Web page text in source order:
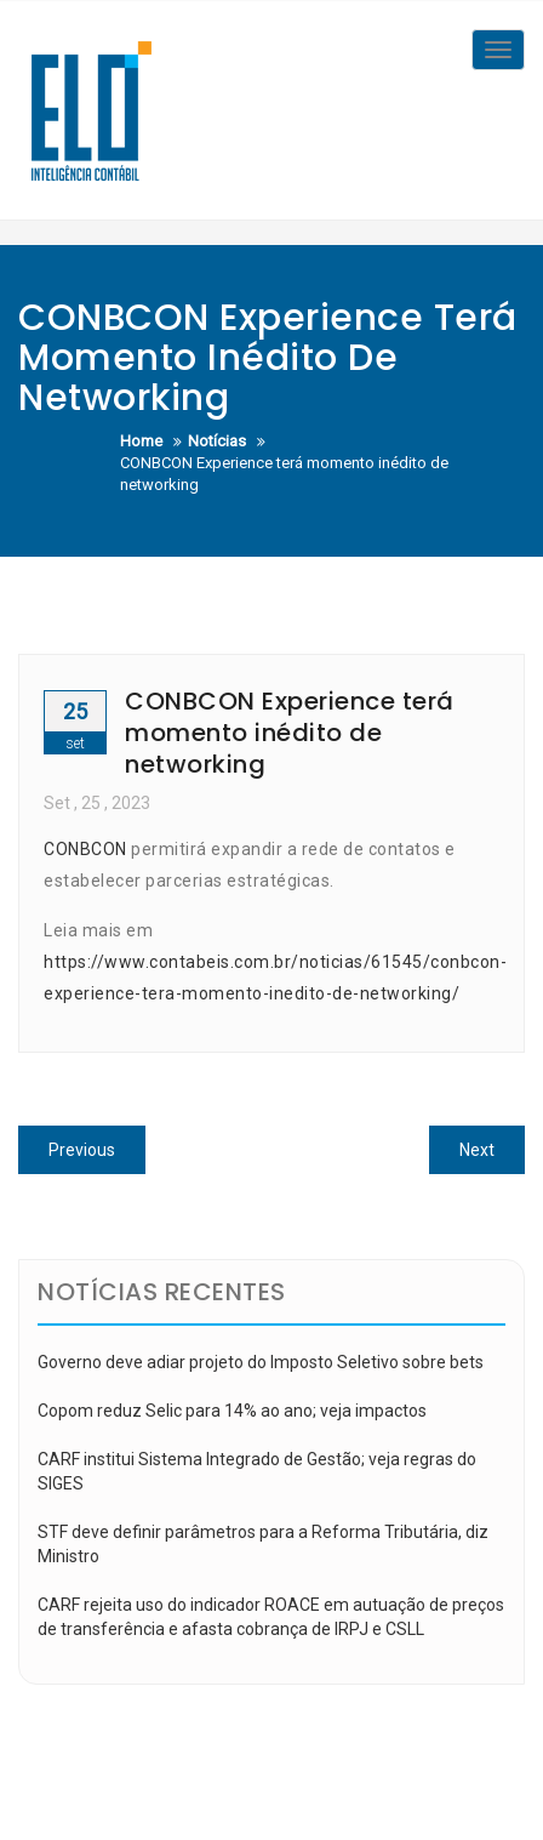
content
CONBCON Experience Terá
Momento Inédito De
Networking
Home
Notícias
CONBCON Experience terá momento inédito de
networking
25
set
CONBCON Experience terá
momento inédito de
networking
Set , 25 , 2023
CONBCON permitirá expandir a rede de contatos e
estabelecer parcerias estratégicas.
Leia mais em
https://www.contabeis.com.br/noticias/61545/conbcon-
experience-tera-momento-inedito-de-networking/
Navegação
de
Previous
post:
NextNext
post:
NOTÍCIAS RECENTES
Governo deve adiar projeto do Imposto Seletivo sobre bets
Copom reduz Selic para 14% ao ano; veja impactos
CARF institui Sistema Integrado de Gestão; veja regras do
SIGES
STF deve definir parâmetros para a Reforma Tributária, diz
Ministro
CARF rejeita uso do indicador ROACE em autuação de preços
de transferência e afasta cobrança de IRPJ e CSLL